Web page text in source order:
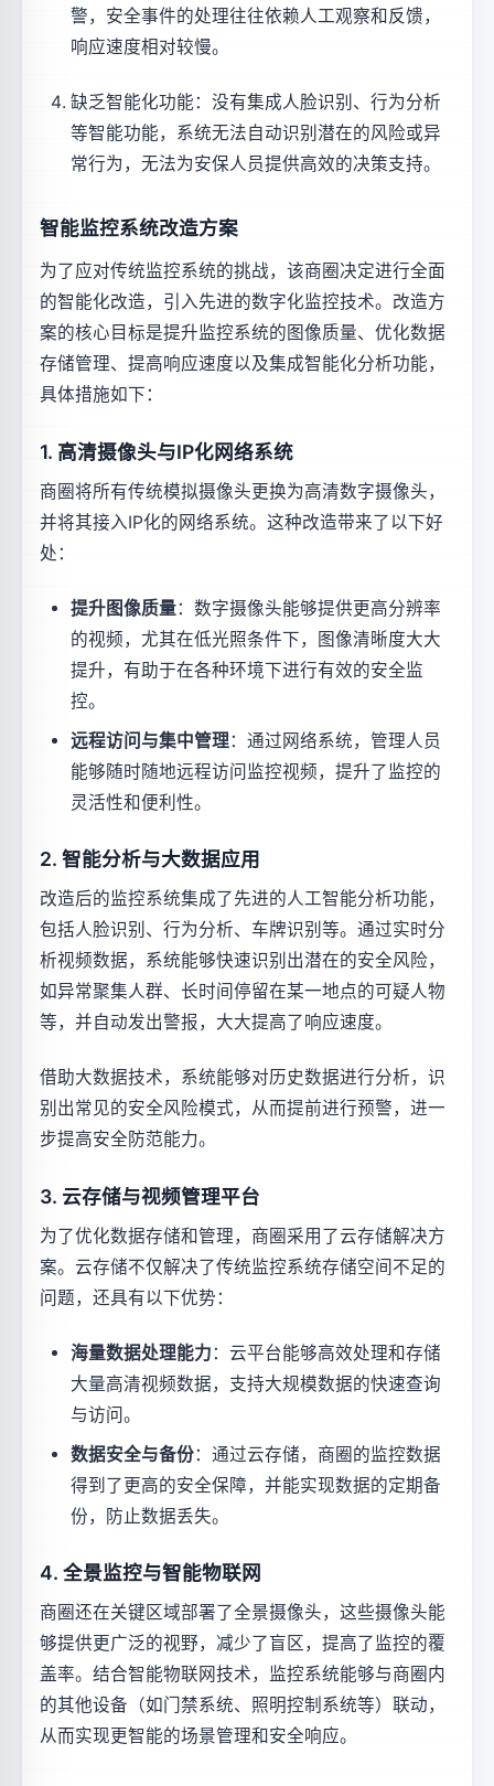
警，安全事件的处理往往依赖人工观察和反馈，
响应速度相对较慢。
缺乏智能化功能：没有集成人脸识别、行为分析
等智能功能，系统无法自动识别潜在的风险或异
常行为，无法为安保人员提供高效的决策支持。
智能监控系统改造方案
为了应对传统监控系统的挑战，该商圈决定进行全面
的智能化改造，引入先进的数字化监控技术。改造方
案的核心目标是提升监控系统的图像质量、优化数据
存储管理、提高响应速度以及集成智能化分析功能，
具体措施如下：
1. 高清摄像头与IP化网络系统
商圈将所有传统模拟摄像头更换为高清数字摄像头，
并将其接入IP化的网络系统。这种改造带来了以下好
处：
提升图像质量：数字摄像头能够提供更高分辨率
的视频，尤其在低光照条件下，图像清晰度大大
提升，有助于在各种环境下进行有效的安全监
控。
远程访问与集中管理：通过网络系统，管理人员
能够随时随地远程访问监控视频，提升了监控的
灵活性和便利性。
2. 智能分析与大数据应用
改造后的监控系统集成了先进的人工智能分析功能，
包括人脸识别、行为分析、车牌识别等。通过实时分
析视频数据，系统能够快速识别出潜在的安全风险，
如异常聚集人群、长时间停留在某一地点的可疑人物
等，并自动发出警报，大大提高了响应速度。
借助大数据技术，系统能够对历史数据进行分析，识
别出常见的安全风险模式，从而提前进行预警，进一
步提高安全防范能力。
3. 云存储与视频管理平台
为了优化数据存储和管理，商圈采用了云存储解决方
案。云存储不仅解决了传统监控系统存储空间不足的
问题，还具有以下优势：
海量数据处理能力：云平台能够高效处理和存储
大量高清视频数据，支持大规模数据的快速查询
与访问。
数据安全与备份：通过云存储，商圈的监控数据
得到了更高的安全保障，并能实现数据的定期备
份，防止数据丢失。
4. 全景监控与智能物联网
商圈还在关键区域部署了全景摄像头，这些摄像头能
够提供更广泛的视野，减少了盲区，提高了监控的覆
盖率。结合智能物联网技术，监控系统能够与商圈内
的其他设备（如门禁系统、照明控制系统等）联动，
从而实现更智能的场景管理和安全响应。